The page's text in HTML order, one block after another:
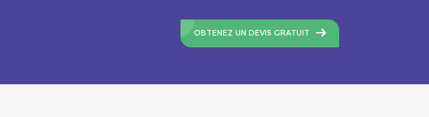
OBTENEZ UN DEVIS GRATUIT